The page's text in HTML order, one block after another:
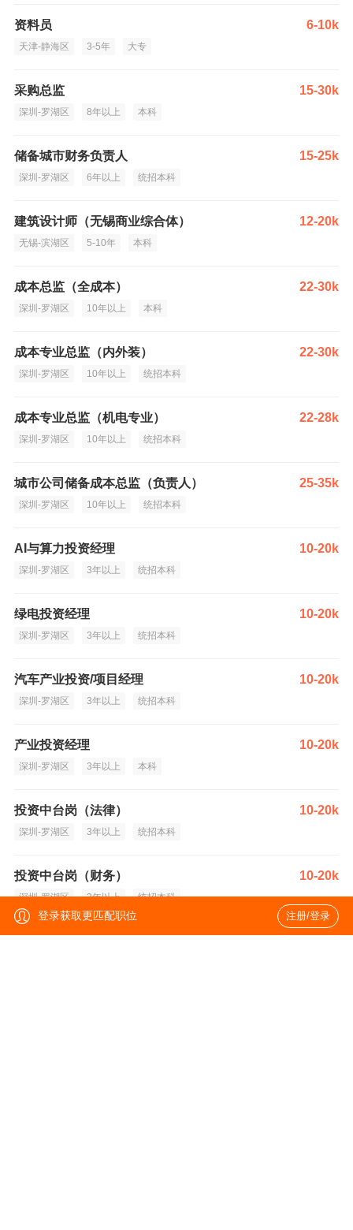
资料员 6-10k
天津-静海区 3-5年 大专
采购总监 15-30k
深圳-罗湖区 8年以上 本科
储备城市财务负责人 15-25k
深圳-罗湖区 6年以上 统招本科
建筑设计师（无锡商业综合体） 12-20k
无锡-滨湖区 5-10年 本科
成本总监（全成本） 22-30k
深圳-罗湖区 10年以上 本科
成本专业总监（内外装） 22-30k
深圳-罗湖区 10年以上 统招本科
成本专业总监（机电专业） 22-28k
深圳-罗湖区 10年以上 统招本科
城市公司储备成本总监（负责人） 25-35k
深圳-罗湖区 10年以上 统招本科
AI与算力投资经理 10-20k
深圳-罗湖区 3年以上 统招本科
绿电投资经理 10-20k
深圳-罗湖区 3年以上 统招本科
汽车产业投资/项目经理 10-20k
深圳-罗湖区 3年以上 统招本科
产业投资经理 10-20k
深圳-罗湖区 3年以上 本科
投资中台岗（法律） 10-20k
深圳-罗湖区 3年以上 统招本科
投资中台岗（财务） 10-20k
深圳-罗湖区 3年以上 统招本科
登录获取更匹配职位 注册/登录